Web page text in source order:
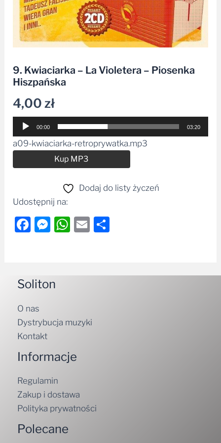
9. Kwiaciarka – La Violetera – Piosenka
Hiszpańska
4,00zł
Odtwarzacz
plików
dźwiękowych
00:00 03:20
a09-kwiaciarka-retroprywatka.mp3
Kup MP3
Dodaj do listy życzeń
Udostępnij na:
Facebook
Messenger
WhatsApp
Email
Soliton
O nas
Dystrybucja muzyki
Kontakt
Informacje
Regulamin
Zakup i dostawa
Polityka prywatności
Polecane